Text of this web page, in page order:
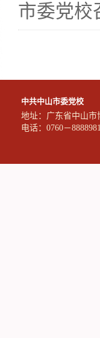
市委党校
中共中山市委党校
地址：广东省中山市
电话：0760－